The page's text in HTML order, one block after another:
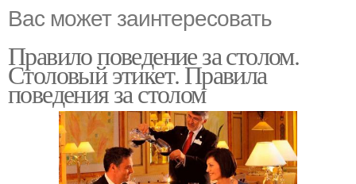
Вас может заинтересовать
Правило поведение за столом.
Столовый этикет. Правила
поведения за столом